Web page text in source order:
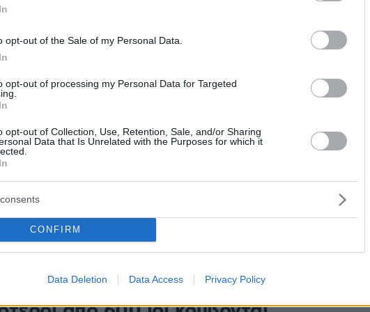
opt-out of the Sale of my Personal Data.
opt-out of processing my Personal Data for Targeted
opt-out of Collection, Use, Retention, Sale, and/or Sharing
Data that Is Unrelated with the Purposes for which it
CONFIRM
Data Deletion Data Access Privacy Policy
στο ερευνητικό μικροσκόπιο των
- Ο ΠΟΥ ζήτά από τις χώρες να τους βάλουν και στο
ιώσεις: Τα συμπτώματα
υπό τις οδηγίες της
για έναν υγιή και ζεστό χειμώνα χωρίς ιώσεις με
της Δρος. Σταματούλας Τσικρικά, Προέδρου της
Ελλάδας